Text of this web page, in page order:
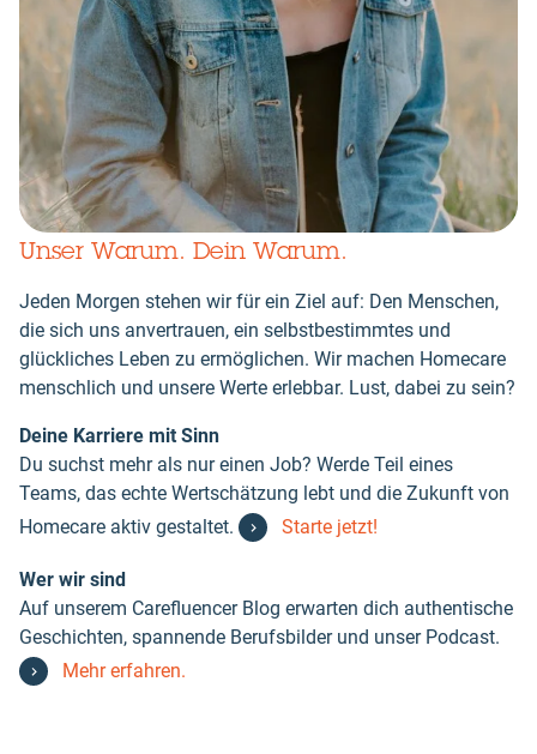
Unser Warum. Dein Warum.
Jeden Morgen stehen wir für ein Ziel auf: Den Menschen,
die sich uns anvertrauen, ein selbstbestimmtes und
glückliches Leben zu ermöglichen. Wir machen Homecare
menschlich und unsere Werte erlebbar. Lust, dabei zu sein?
Deine Karriere mit Sinn
Du suchst mehr als nur einen Job? Werde Teil eines
Teams, das echte Wertschätzung lebt und die Zukunft von
Homecare aktiv gestaltet.
Starte jetzt!
Wer wir sind
Auf unserem Carefluencer Blog erwarten dich authentische
Geschichten, spannende Berufsbilder und unser Podcast.
Mehr erfahren.